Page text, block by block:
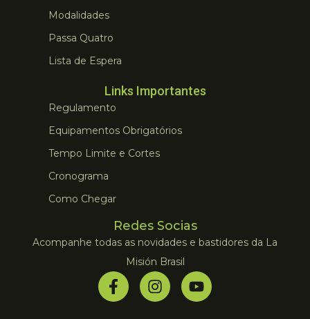
Modalidades
Passa Quatro
Lista de Espera
Links Importantes
Regulamento
Equipamentos Obrigatórios
Tempo Limite e Cortes
Cronograma
Como Chegar
Redes Socias
Acompanhe todas as novidades e bastidores da La
Misión Brasil